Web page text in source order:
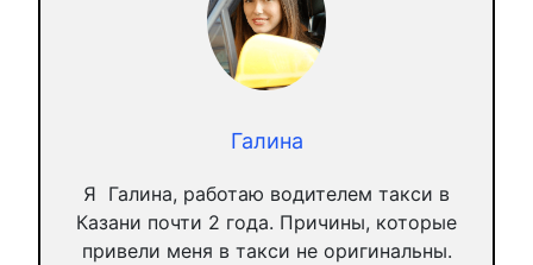
Галина
Я Галина, работаю водителем такси в
Казани почти 2 года. Причины, которые
привели меня в такси не оригинальны.